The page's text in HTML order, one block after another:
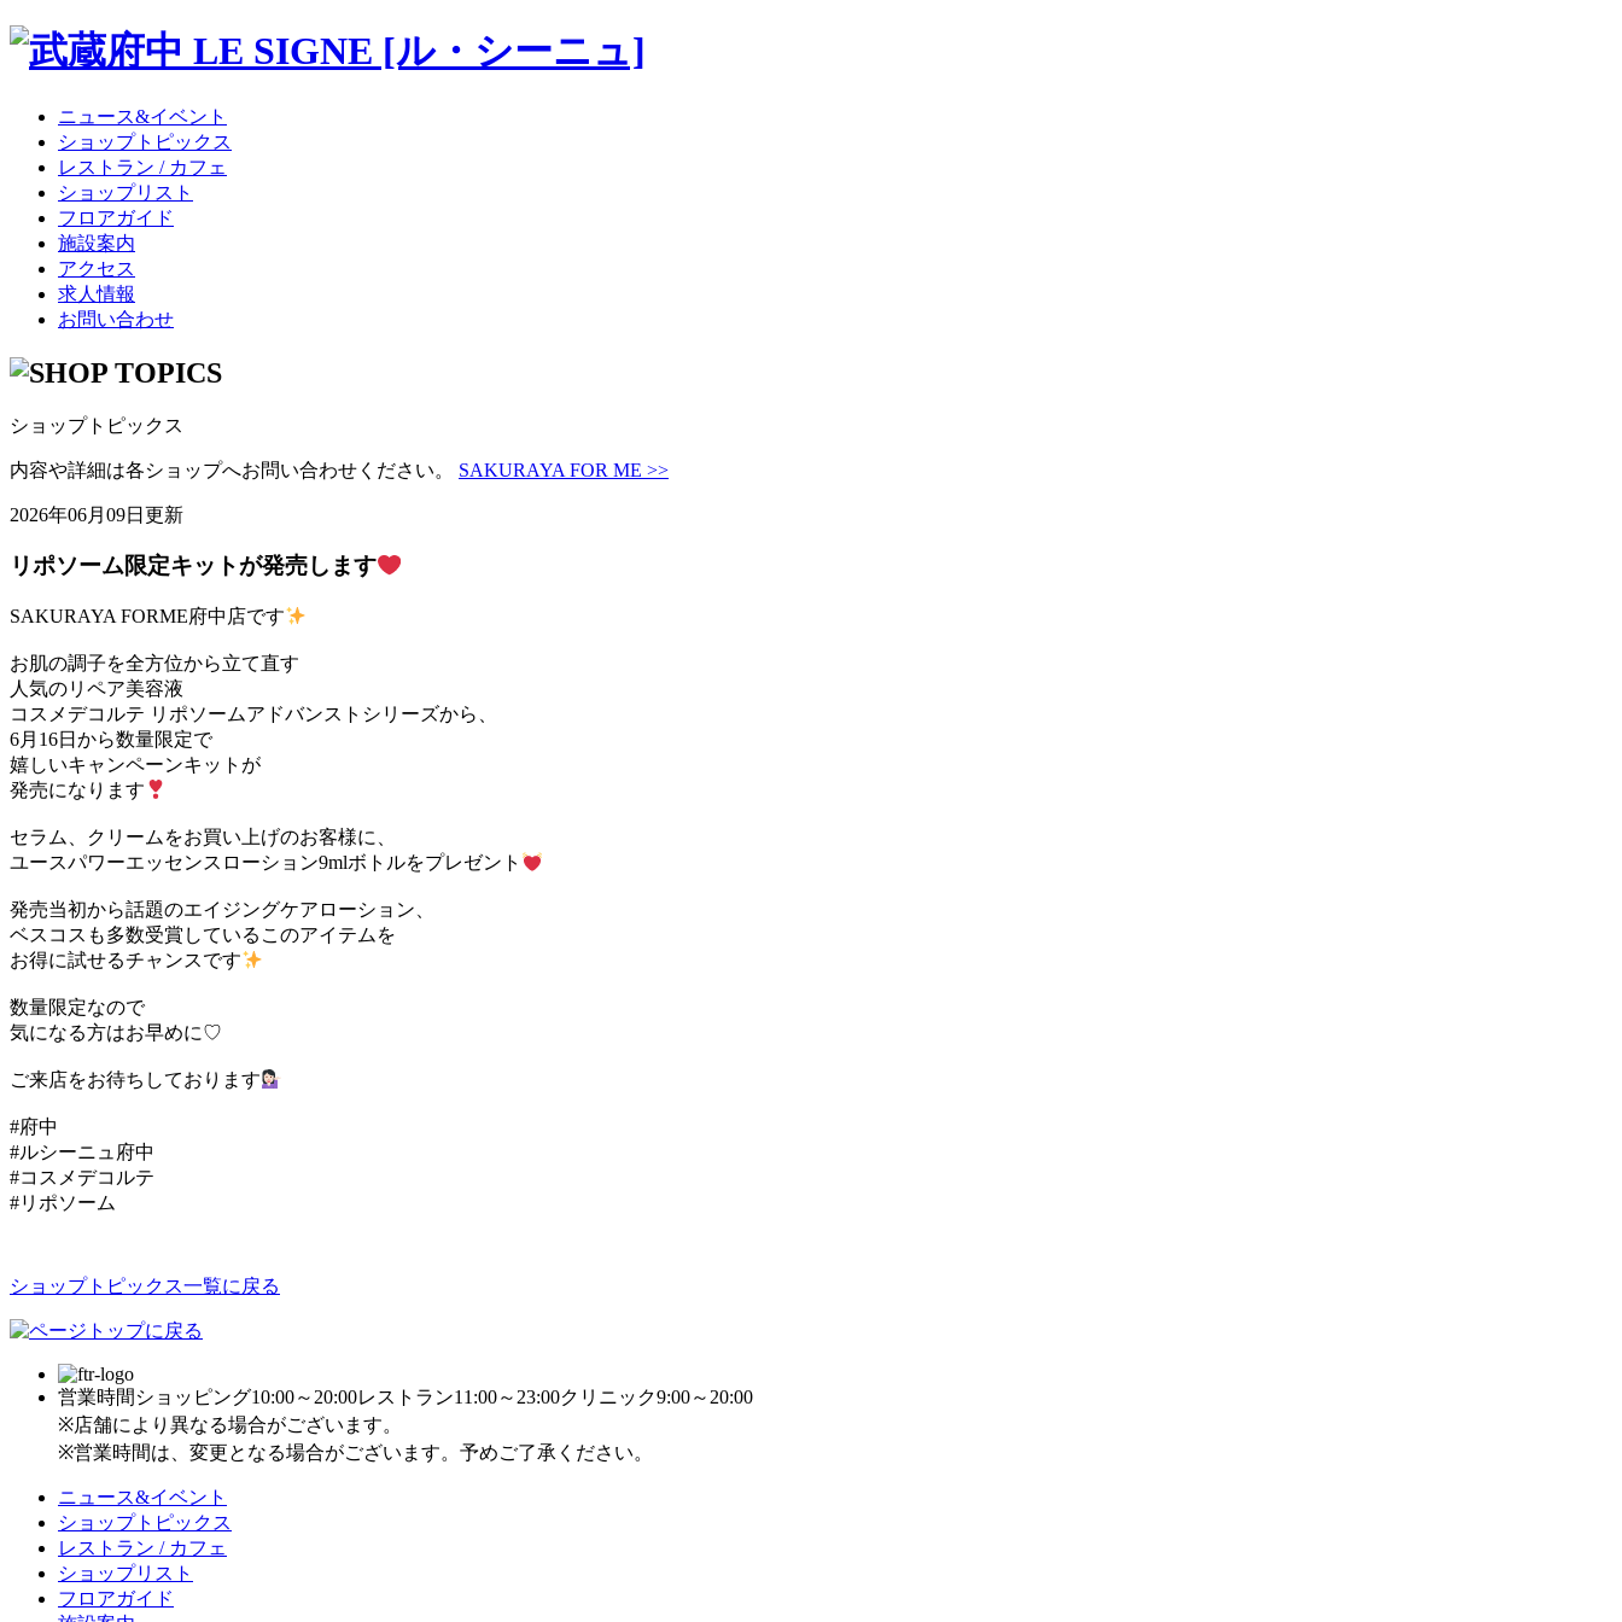
ニュース&イベント
ショップトピックス
レストラン / カフェ
ショップリスト
フロアガイド
施設案内
アクセス
求人情報
お問い合わせ
ショップトピックス
内容や詳細は各ショップへお問い合わせください。 SAKURAYA FOR ME >>
2026年06月09日更新
リポソーム限定キットが発売します
SAKURAYA FORME府中店です
お肌の調子を全方位から立て直す
人気のリペア美容液
コスメデコルテ リポソームアドバンストシリーズから、
6月16日から数量限定で
嬉しいキャンペーンキットが
発売になります
セラム、クリームをお買い上げのお客様に、
ユースパワーエッセンスローション9mlボトルをプレゼント
発売当初から話題のエイジングケアローション、
ベスコスも多数受賞しているこのアイテムを
お得に試せるチャンスです
数量限定なので
気になる方はお早めに♡
ご来店をお待ちしております
#府中
#ルシーニュ府中
#コスメデコルテ
#リポソーム
ショップトピックス一覧に戻る
営業時間 ショッピング10:00～20:00レストラン11:00～23:00クリニック9:00～20:00
※店舗により異なる場合がございます。
※営業時間は、変更となる場合がございます。予めご了承ください。
ニュース&イベント
ショップトピックス
レストラン / カフェ
ショップリスト
フロアガイド